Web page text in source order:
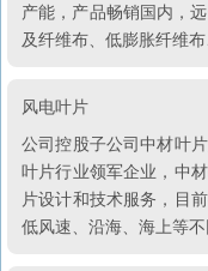
产能，产品畅销国内，
及纤维布、低膨胀纤维
风电叶片
公司控股子公司中材叶
叶片行业领军企业，中
片设计和技术服务，目
低风速、沿海、海上等